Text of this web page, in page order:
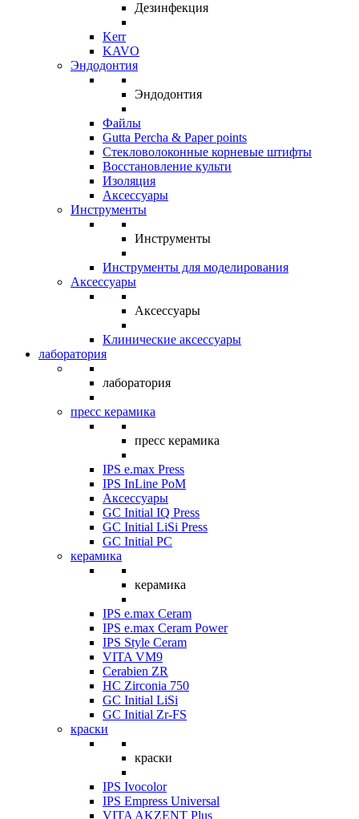
Дезинфекция
Kerr
KAVO
Эндодонтия
Эндодонтия
Файлы
Gutta Percha & Paper points
Стекловолоконные корневые штифты
Восстановление культи
Изоляция
Аксессуары
Инструменты
Инструменты
Инструменты для моделирования
Аксессуары
Аксессуары
Клинические аксессуары
лаборатория
лаборатория
пресс керамика
пресс керамика
IPS e.max Press
IPS InLine PoM
Аксессуары
GC Initial IQ Press
GC Initial LiSi Press
GC Initial PC
керамика
керамика
IPS e.max Ceram
IPS e.max Ceram Power
IPS Style Ceram
VITA VM9
Cerabien ZR
HC Zirconia 750
GC Initial LiSi
GC Initial Zr-FS
краски
краски
IPS Ivocolor
IPS Empress Universal
VITA AKZENT Plus